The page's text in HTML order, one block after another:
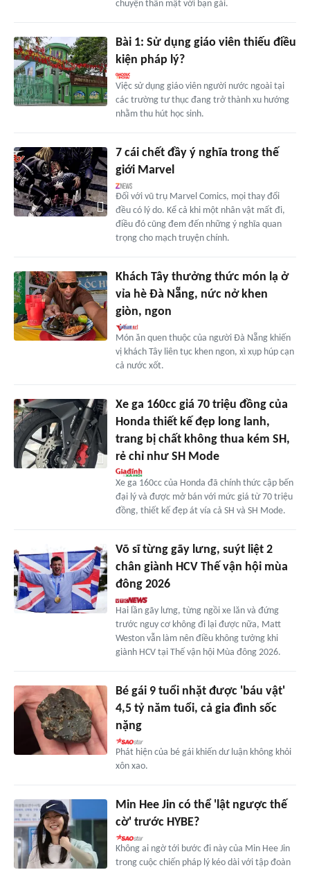
chuyện thân mật với bạn gái.
Bài 1: Sử dụng giáo viên thiếu điều
kiện pháp lý?
Việc sử dụng giáo viên người nước ngoài tại
các trường tư thục đang trở thành xu hướng
nhằm thu hút học sinh.
7 cái chết đầy ý nghĩa trong thế
giới Marvel
Đối với vũ trụ Marvel Comics, mọi thay đổi
đều có lý do. Kể cả khi một nhân vật mất đi,
điều đó cũng đem đến những ý nghĩa quan
trọng cho mạch truyện chính.
Khách Tây thưởng thức món lạ ở
vỉa hè Đà Nẵng, nức nở khen
giòn, ngon
Món ăn quen thuộc của người Đà Nẵng khiến
vị khách Tây liên tục khen ngon, xì xụp húp cạn
cả nước xốt.
Xe ga 160cc giá 70 triệu đồng của
Honda thiết kế đẹp long lanh,
trang bị chất không thua kém SH,
rẻ chỉ như SH Mode
Xe ga 160cc của Honda đã chính thức cập bến
đại lý và được mở bán với mức giá từ 70 triệu
đồng, thiết kế đẹp át vía cả SH và SH Mode.
Võ sĩ từng gãy lưng, suýt liệt 2
chân giành HCV Thế vận hội mùa
đông 2026
Hai lần gãy lưng, từng ngồi xe lăn và đứng
trước nguy cơ không đi lại được nữa, Matt
Weston vẫn làm nên điều không tưởng khi
giành HCV tại Thế vận hội Mùa đông 2026.
Bé gái 9 tuổi nhặt được 'báu vật'
4,5 tỷ năm tuổi, cả gia đình sốc
nặng
Phát hiện của bé gái khiến dư luận không khỏi
xôn xao.
Min Hee Jin có thể 'lật ngược thế
cờ' trước HYBE?
Không ai ngờ tới bước đi này của Min Hee Jin
trong cuộc chiến pháp lý kéo dài với tập đoàn